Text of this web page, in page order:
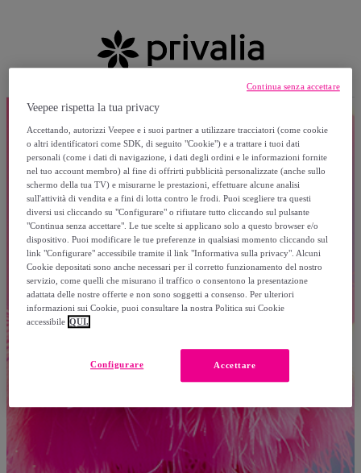
Veepee rispetta la tua privacy
Accettando, autorizzi Veepee e i suoi partner a utilizzare tracciatori (come cookie
o altri identificatori come SDK, di seguito "Cookie") e a trattare i tuoi dati
personali (come i dati di navigazione, i dati degli ordini e le informazioni fornite
nel tuo account membro) al fine di offrirti pubblicità personalizzate (anche sullo
schermo della tua TV) e misurarne le prestazioni, effettuare alcune analisi
sull'attività di vendita e a fini di lotta contro le frodi. Puoi scegliere tra questi
diversi usi cliccando su "Configurare" o rifiutare tutto cliccando sul pulsante
"Continua senza accettare". Le tue scelte si applicano solo a questo browser e/o
dispositivo. Puoi modificare le tue preferenze in qualsiasi momento cliccando sul
link "Configurare" accessibile tramite il link "Informativa sulla privacy". Alcuni
Cookie depositati sono anche necessari per il corretto funzionamento del nostro
servizio, come quelli che misurano il traffico o consentono la presentazione
adattata delle nostre offerte e non sono soggetti a consenso. Per ulteriori
informazioni sui Cookie, puoi consultare la nostra Politica sui Cookie
accessibile QUI.
Accettare
Configurare
Continua senza accettare